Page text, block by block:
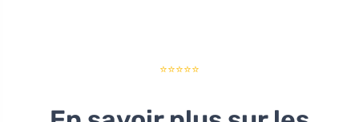
⭐⭐⭐⭐⭐